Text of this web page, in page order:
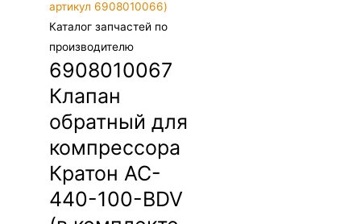
Каталог запчастей по
производителю
6908010067
Клапан
обратный для
компрессора
Кратон AC-
440-100-BDV